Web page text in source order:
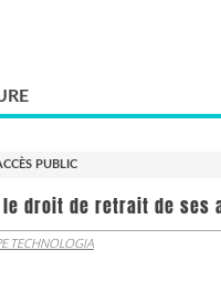
PUBLIC
droit de retrait de ses
TECHNOLOGIA